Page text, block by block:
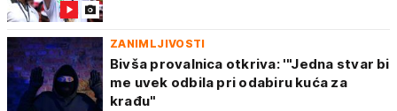
ZANIMLJIVOSTI
Bivša provalnica otkriva: '"Jedna stvar bi
me uvek odbila pri odabiru kuća za
krađu"